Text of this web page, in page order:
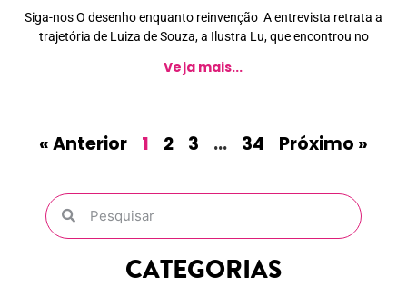
Siga-nos O desenho enquanto reinvenção A entrevista retrata a
trajetória de Luiza de Souza, a Ilustra Lu, que encontrou no
Veja mais...
« Anterior 1 2 3 … 34 Próximo »
CATEGORIAS